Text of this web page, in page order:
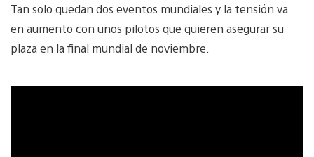
Tan solo quedan dos eventos mundiales y la tensión va
en aumento con unos pilotos que quieren asegurar su
plaza en la final mundial de noviembre.